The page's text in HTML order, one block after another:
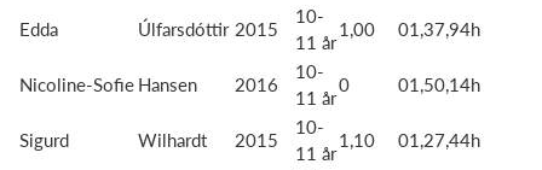
Edda Úlfarsdóttir 2015
10-
11 år
1,00 01,37,94h
Nicoline-Sofie Hansen 2016
10-
11 år
0 01,50,14h
Sigurd Wilhardt 2015
10-
11 år
1,10 01,27,44h